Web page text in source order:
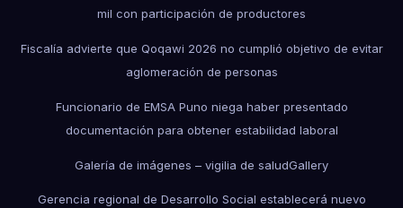
mil con participación de productores
Fiscalía advierte que Qoqawi 2026 no cumplió objetivo de evitar
aglomeración de personas
Funcionario de EMSA Puno niega haber presentado
documentación para obtener estabilidad laboral
Galería de imágenes – vigilia de saludGallery
Gerencia regional de Desarrollo Social establecerá nuevo